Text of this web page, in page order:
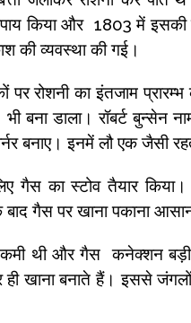
किया और 1803 में इसकी
की व्यवस्था की गई।
रोशनी का इंतजाम
डाला। रॉबर्ट बुन्सेन
बनाए। इनमें लौ एक जैसी
गैस का स्टोव तैयार
गैस पर खाना पकाना
कमी थी और गैस कनेक्शन
खाना बनाते हैं। इससे